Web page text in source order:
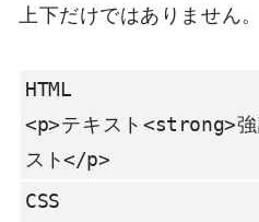
上下だけではありません。
HTML
<p>テキスト<strong>
スト</p>
CSS